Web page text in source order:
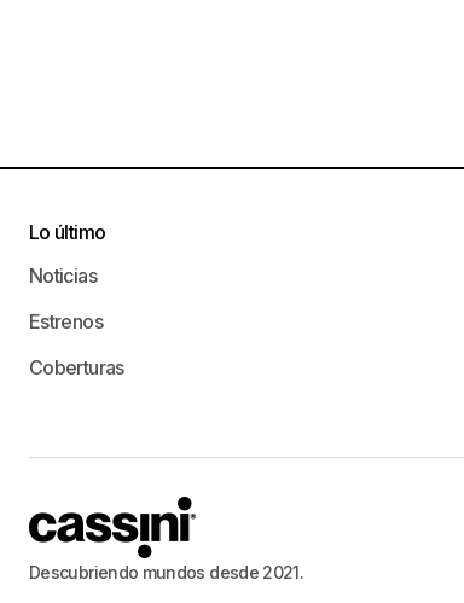
Descubriendo mundos desde 2021.
Lo último
Noticias
Estrenos
Coberturas